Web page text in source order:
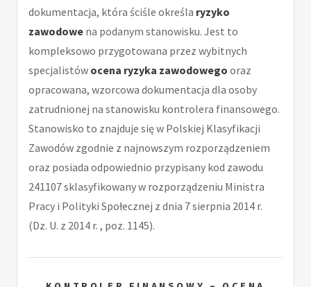
dokumentacja, która ściśle określa ryzyko
zawodowe na podanym stanowisku. Jest to
kompleksowo przygotowana przez wybitnych
specjalistów ocena ryzyka zawodowego oraz
opracowana, wzorcowa dokumentacja dla osoby
zatrudnionej na stanowisku kontrolera finansowego.
Stanowisko to znajduje się w Polskiej Klasyfikacji
Zawodów zgodnie z najnowszym rozporządzeniem
oraz posiada odpowiednio przypisany kod zawodu
241107 sklasyfikowany w rozporządzeniu Ministra
Pracy i Polityki Społecznej z dnia 7 sierpnia 2014 r.
(Dz. U. z 2014 r. , poz. 1145).